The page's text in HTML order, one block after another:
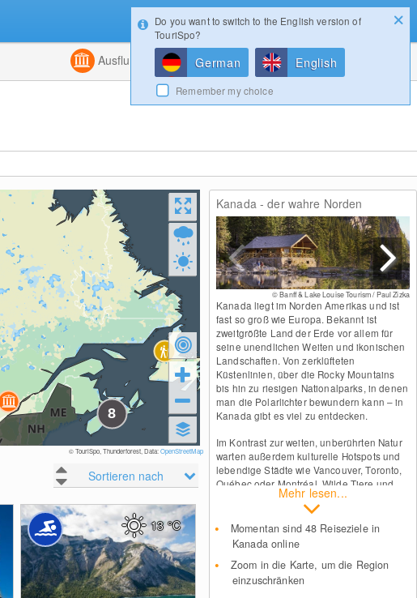
Kombiniert
Ausflugsziele Magazin
© TouriSpo, Thunderforest, Data:OpenStreetMap
Sortieren nach
13°C
Kanada - der wahre Norden
© Banff & Lake Louise Tourism / Paul Zizka
Mehr lesen...
Kanada liegt im Norden Amerikas und ist
fast so groß wie Europa. Bekannt ist
zweitgrößte Land der Erde vor allem für
seine unendlichen Weiten und ikonischen
Landschaften. Von zerklüfteten
Küstenlinien, über die Rocky Mountains
bis hin zu riesigen Nationalparks, in denen
man die Polarlichter bewundern kann – in
Kanada gibt es viel zu entdecken.
Im Kontrast zur weiten, unberührten Natur
warten außerdem kulturelle Hotspots und
lebendige Städte wie Vancouver, Toronto,
Québec oder Montréal. Wilde Tiere und
freundliche Menschen – das macht den
Charme des wahren Nordens aus.
Momentan sind 48 Reiseziele in
Kanada online
Zoom in die Karte, um die Region
einzuschränken
Login
Do you want to switch to the English version of
TouriSpo?
German English
Remember my choice
Konfigurator Gewinnspiele